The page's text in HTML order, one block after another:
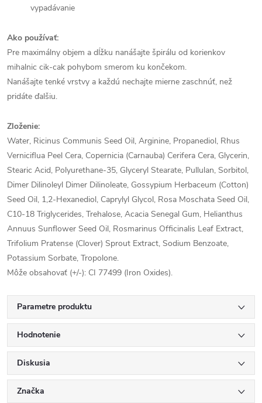
vypadávanie
Ako používať:
Pre maximálny objem a dĺžku nanášajte špirálu od korienkov
mihalnic cik-cak pohybom smerom ku končekom.
Nanášajte tenké vrstvy a každú nechajte mierne zaschnúť, než
pridáte ďalšiu.
Zloženie:
Water, Ricinus Communis Seed Oil, Arginine, Propanediol, Rhus
Verniciflua Peel Cera, Copernicia (Carnauba) Cerifera Cera, Glycerin,
Stearic Acid, Polyurethane-35, Glyceryl Stearate, Pullulan, Sorbitol,
Dimer Dilinoleyl Dimer Dilinoleate, Gossypium Herbaceum (Cotton)
Seed Oil, 1,2-Hexanediol, Caprylyl Glycol, Rosa Moschata Seed Oil,
C10-18 Triglycerides, Trehalose, Acacia Senegal Gum, Helianthus
Annuus Sunflower Seed Oil, Rosmarinus Officinalis Leaf Extract,
Trifolium Pratense (Clover) Sprout Extract, Sodium Benzoate,
Potassium Sorbate, Tropolone.
Môže obsahovať (+/-): CI 77499 (Iron Oxides).
Parametre produktu
Hodnotenie
Diskusia
Značka